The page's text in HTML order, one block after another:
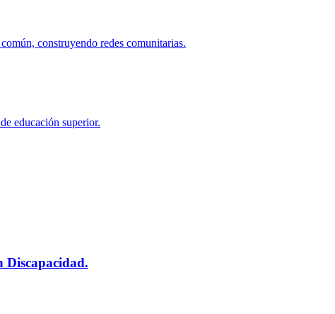
construyendo redes comunitarias.
educación superior.
Discapacidad.